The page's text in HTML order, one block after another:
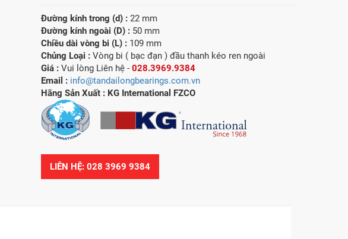
Đường kính trong (d) : 22 mm
Đường kính ngoài (D) : 50 mm
Chiều dài vòng bi (L) : 109 mm
Chủng Loại :Vòng bi ( bạc đạn ) đầu thanh kéo ren ngoài
Giá : Vui lòng Liên hệ -028.3969.9384
Email : info@tandailongbearings.com.vn
Hãng Sản Xuất : KG International FZCO
LIÊN HỆ: 028 3969 9384